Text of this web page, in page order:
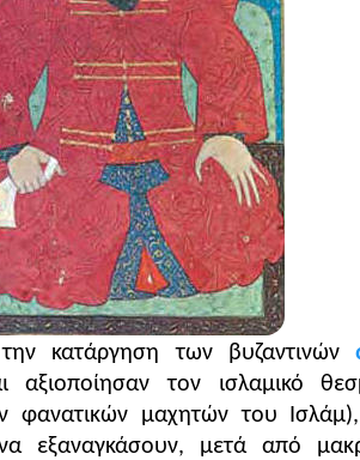
που εκτίθενται, ταξιδεύοντας
Η στάση του ανώνυμου συντάκτη του
ορθόδοξου πληθυσμού που
Βυζαντίου, η κατάργηση των
και η αδυναμία των βαλκανικών
).
την κατάργηση των βυζαντινών
αξιοποίησαν τον ισλαμικό
μαχητών του
εξαναγκάσουν, μετά από